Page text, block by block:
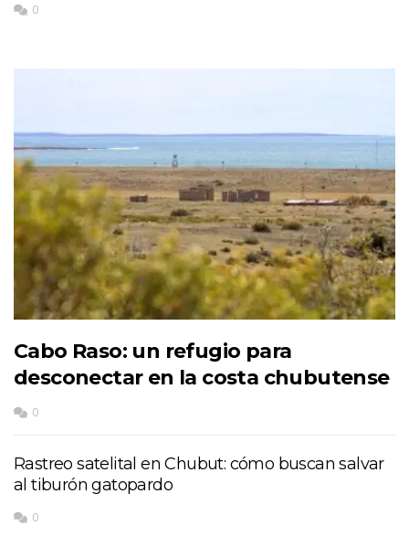
0
Cabo Raso: un refugio para
desconectar en la costa chubutense
0
Rastreo satelital en Chubut: cómo buscan salvar
al tiburón gatopardo
0